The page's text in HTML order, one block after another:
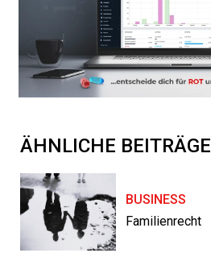
ÄHNLICHE BEITRÄGE
BUSINESS
Familienrecht